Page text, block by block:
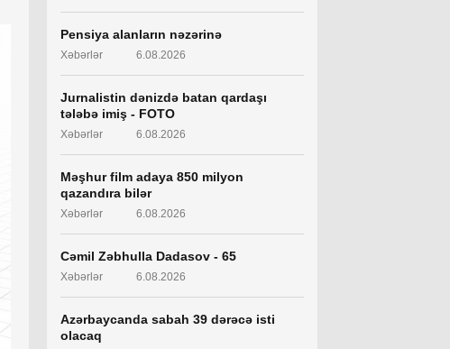
Pensiya alanların nəzərinə
Xəbərlər 6.08.2026
Jurnalistin dənizdə batan qardaşı
tələbə imiş - FOTO
Xəbərlər 6.08.2026
Məşhur film adaya 850 milyon
qazandıra bilər
Xəbərlər 6.08.2026
Cəmil Zəbhulla Dadasov - 65
Xəbərlər 6.08.2026
Azərbaycanda sabah 39 dərəcə isti
olacaq